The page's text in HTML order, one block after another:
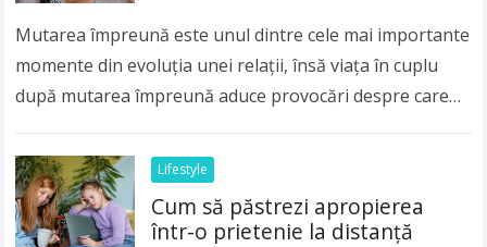
Mutarea împreună este unul dintre cele mai importante
momente din evoluția unei relații, însă viața în cuplu
după mutarea împreună aduce provocări despre care
Lifestyle
Cum să păstrezi apropierea
într-o prietenie la distanță